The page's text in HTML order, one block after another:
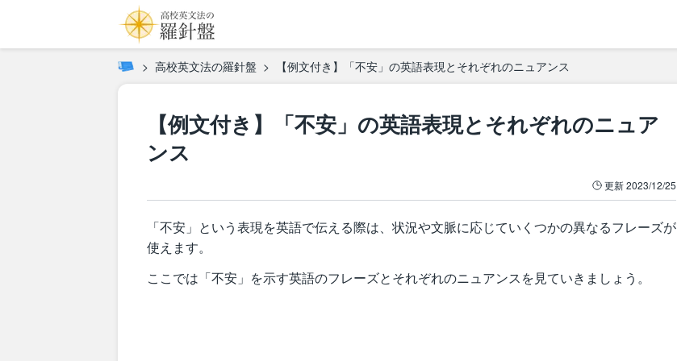
高校英文法の羅針盤 【例文付き】「不安」の英語表現とそれぞれのニュアンス
【例文付き】「不安」の英語表現とそれぞれのニュア
ンス
更新2023/12/25
「不安」という表現を英語で伝える際は、状況や文脈に応じていくつかの異なるフレーズが
使えます。
ここでは「不安」を示す英語のフレーズとそれぞれのニュアンスを見ていきましょう。